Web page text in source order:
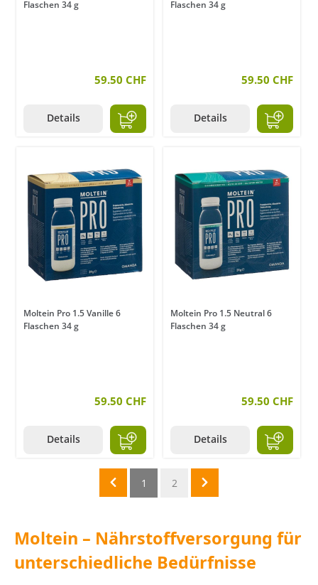
Flaschen 34 g
59.50 CHF
Details
Flaschen 34 g
59.50 CHF
Details
Moltein Pro 1.5 Vanille 6
Flaschen 34 g
59.50 CHF
Details
Moltein Pro 1.5 Neutral 6
Flaschen 34 g
59.50 CHF
Details
1 2
Moltein – Nährstoffversorgung für
unterschiedliche Bedürfnisse